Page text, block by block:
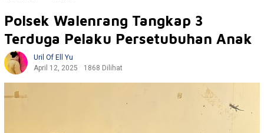
Polsek Walenrang Tangkap 3
Terduga Pelaku Persetubuhan Anak
Uril Of Ell Yu
April 12, 2025
1868 Dilihat